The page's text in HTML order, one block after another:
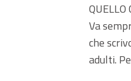
QUELLO
Va
che
adulti.